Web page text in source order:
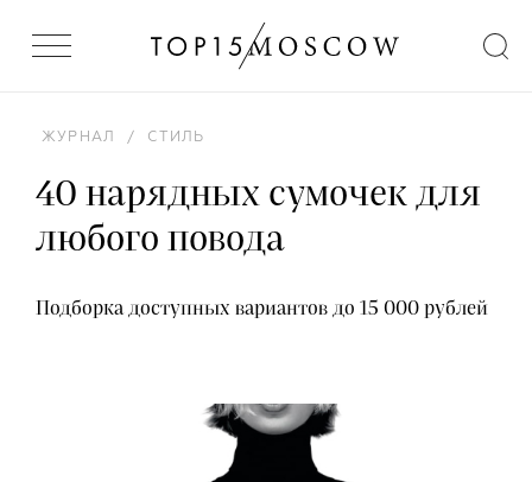
ЖУРНАЛ / СТИЛЬ
40 нарядных сумочек для
любого повода
Подборка доступных вариантов до 15 000 рублей